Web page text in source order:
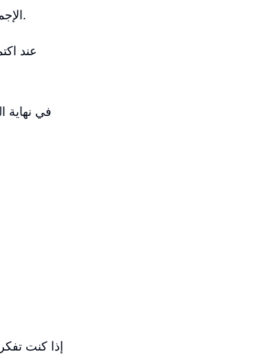
الإجمالية حوالي 150.77 دولارًا، وهو عرض جيد يستحق النظر فيه للحصول على أفضل قيمة.
عند
في نهاية
إذا كنت